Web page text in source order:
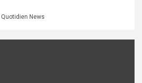
Quotidien News